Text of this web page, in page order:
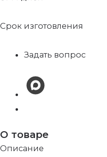
Срок изготовления
Задать вопрос
О товаре
Описание